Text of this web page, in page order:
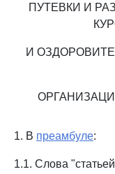
ПУТЕВКИ И
И
1. В преамбуле:
1.1. Слова